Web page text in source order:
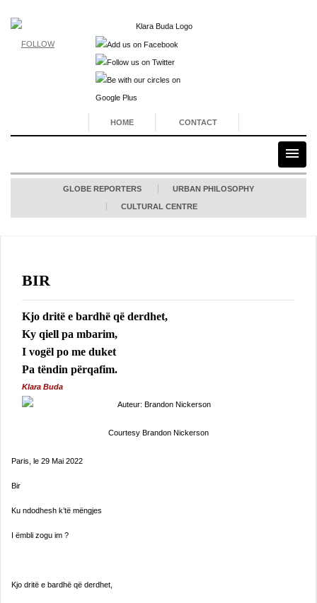
FOLLOW
HOME CONTACT
GLOBE REPORTERS URBAN PHILOSOPHY
CULTURAL CENTRE
BIR
Kjo dritë e bardhë që derdhet,
Ky qiell pa mbarim,
I vogël po me duket
Pa tëndin përqafim.
Klara Buda
Courtesy Brandon Nickerson
Paris, le 29 Mai 2022
Bir
Ku ndodhesh k’të mëngjes
I ëmbli zogu im ?
Kjo dritë e bardhë që derdhet,